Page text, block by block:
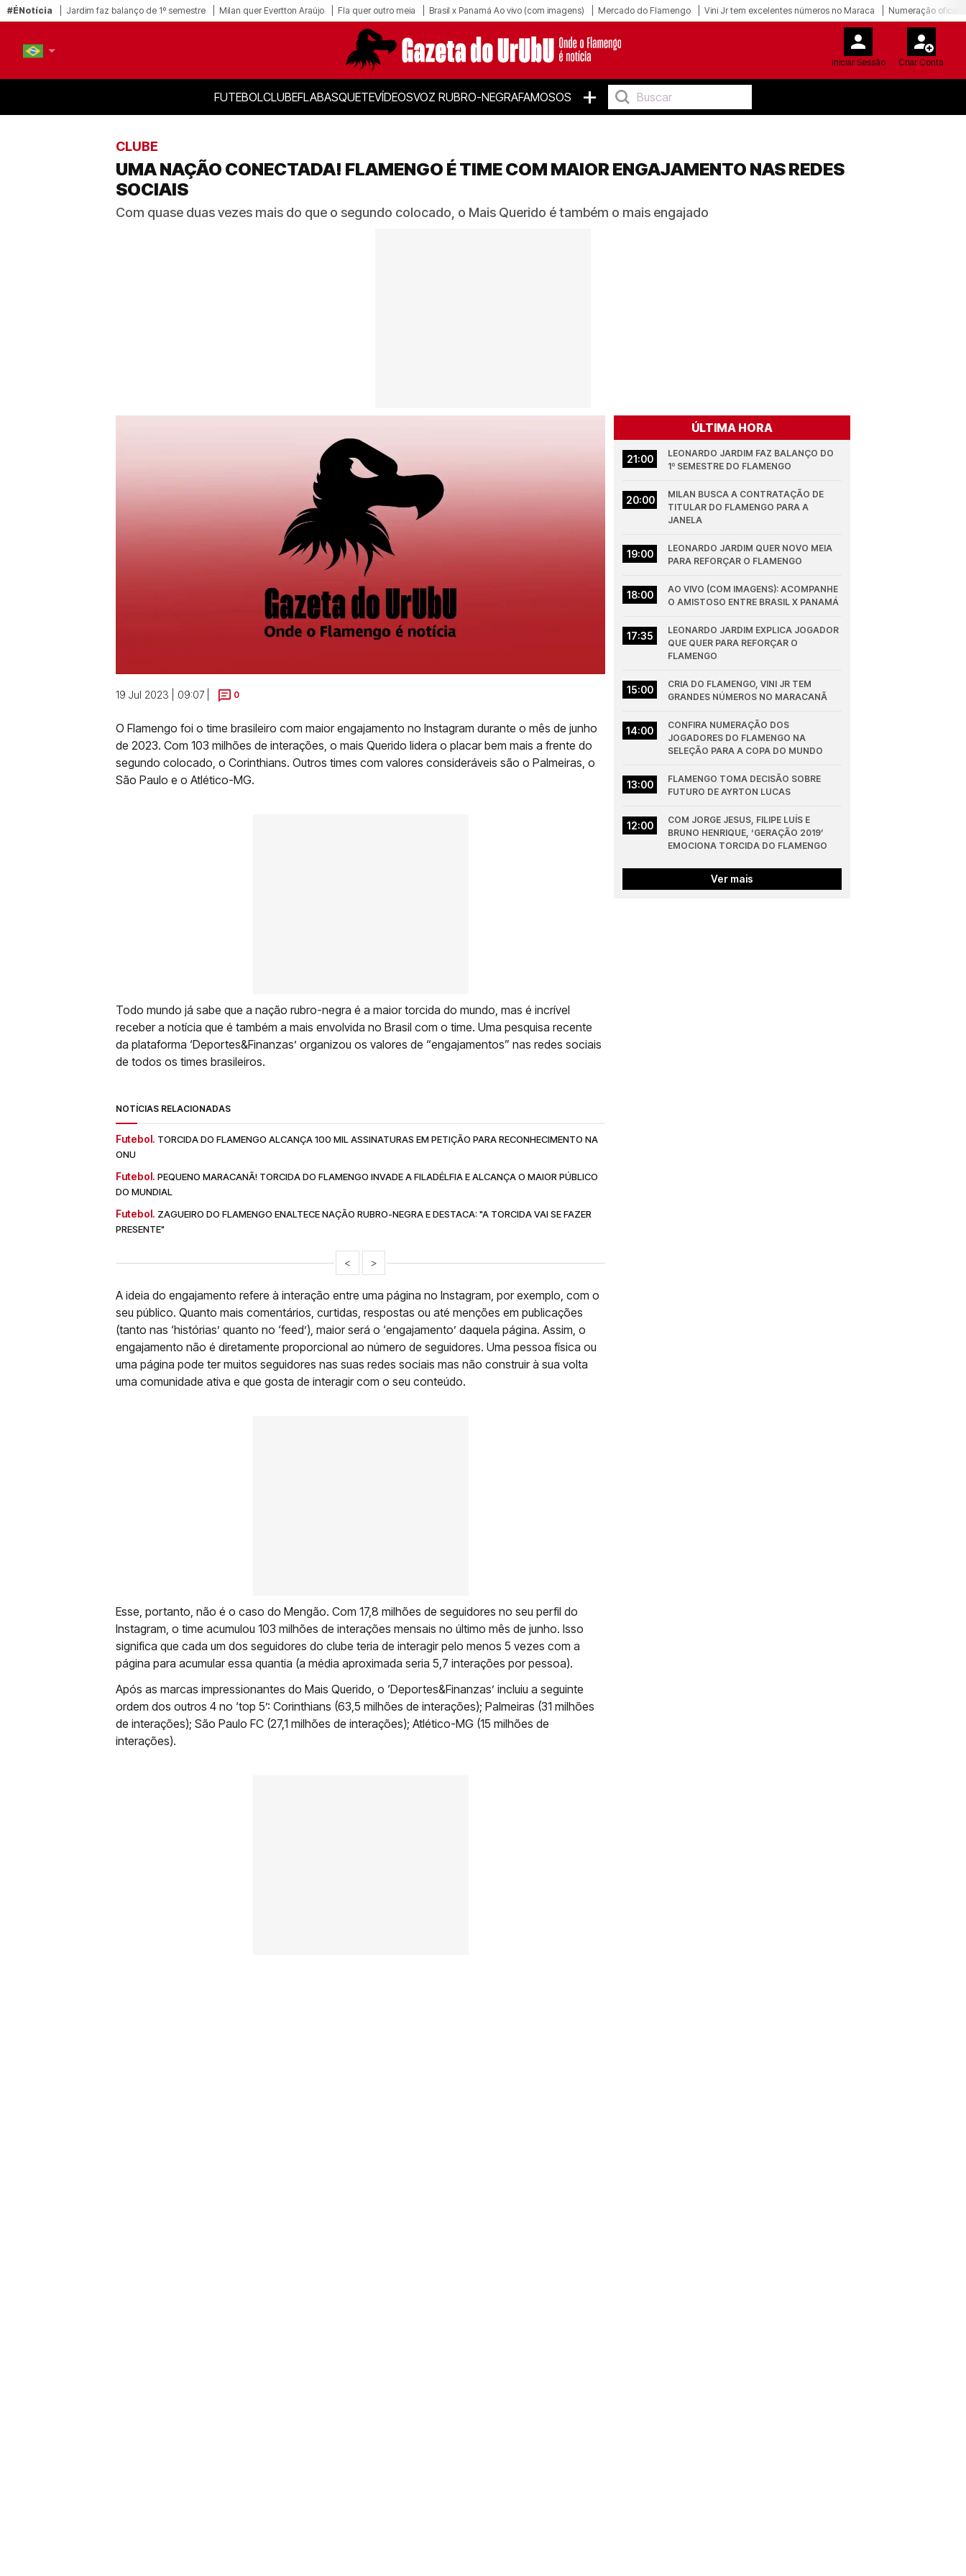
#ÉNotícia Jardim faz balanço de 1º semestre Milan quer Evertton Araújo Fla quer outro meia Brasil x Panamá Ao vivo (com imagens) Mercado do Flamengo Vini Jr tem excelentes números no Maraca Numeração oficial
Iniciar Sessão Criar Conta
FUTEBOLCLUBEFLABASQUETEVÍDEOSVOZ RUBRO-NEGRAFAMOSOS +
CLUBE
UMA NAÇÃO CONECTADA! FLAMENGO É TIME COM MAIOR ENGAJAMENTO NAS REDES
SOCIAIS
Com quase duas vezes mais do que o segundo colocado, o Mais Querido é também o mais engajado
19 Jul 2023 | 09:07 | 0
O Flamengo foi o time brasileiro com maior engajamento no Instagram durante o mês de junho
de 2023. Com 103 milhões de interações, o mais Querido lidera o placar bem mais a frente do
segundo colocado, o Corinthians. Outros times com valores consideráveis são o Palmeiras, o
São Paulo e o Atlético-MG.
Todo mundo já sabe que a nação rubro-negra é a maior torcida do mundo, mas é incrível
receber a notícia que é também a mais envolvida no Brasil com o time. Uma pesquisa recente
da plataforma ‘Deportes&Finanzas’ organizou os valores de “engajamentos” nas redes sociais
de todos os times brasileiros.
NOTÍCIAS RELACIONADAS
Futebol. TORCIDA DO FLAMENGO ALCANÇA 100 MIL ASSINATURAS EM PETIÇÃO PARA RECONHECIMENTO NA
ONU
Futebol. PEQUENO MARACANÃ! TORCIDA DO FLAMENGO INVADE A FILADÉLFIA E ALCANÇA O MAIOR PÚBLICO
DO MUNDIAL
Futebol. ZAGUEIRO DO FLAMENGO ENALTECE NAÇÃO RUBRO-NEGRA E DESTACA: "A TORCIDA VAI SE FAZER
PRESENTE"
< >
A ideia do engajamento refere à interação entre uma página no Instagram, por exemplo, com o
seu público. Quanto mais comentários, curtidas, respostas ou até menções em publicações
(tanto nas ‘histórias’ quanto no ‘feed’), maior será o ‘engajamento’ daquela página. Assim, o
engajamento não é diretamente proporcional ao número de seguidores. Uma pessoa física ou
uma página pode ter muitos seguidores nas suas redes sociais mas não construir à sua volta
uma comunidade ativa e que gosta de interagir com o seu conteúdo.
Esse, portanto, não é o caso do Mengão. Com 17,8 milhões de seguidores no seu perfil do
Instagram, o time acumulou 103 milhões de interações mensais no último mês de junho. Isso
significa que cada um dos seguidores do clube teria de interagir pelo menos 5 vezes com a
página para acumular essa quantia (a média aproximada seria 5,7 interações por pessoa).
Após as marcas impressionantes do Mais Querido, o ‘Deportes&Finanzas’ incluiu a seguinte
ordem dos outros 4 no ‘top 5’: Corinthians (63,5 milhões de interações); Palmeiras (31 milhões
de interações); São Paulo FC (27,1 milhões de interações); Atlético-MG (15 milhões de
interações).
ÚLTIMA HORA
21:00
LEONARDO JARDIM FAZ BALANÇO DO
1º SEMESTRE DO FLAMENGO
20:00
MILAN BUSCA A CONTRATAÇÃO DE
TITULAR DO FLAMENGO PARA A
JANELA
19:00
LEONARDO JARDIM QUER NOVO MEIA
PARA REFORÇAR O FLAMENGO
18:00
AO VIVO (COM IMAGENS): ACOMPANHE
O AMISTOSO ENTRE BRASIL X PANAMÁ
17:35
LEONARDO JARDIM EXPLICA JOGADOR
QUE QUER PARA REFORÇAR O
FLAMENGO
15:00
CRIA DO FLAMENGO, VINI JR TEM
GRANDES NÚMEROS NO MARACANÃ
14:00
CONFIRA NUMERAÇÃO DOS
JOGADORES DO FLAMENGO NA
SELEÇÃO PARA A COPA DO MUNDO
13:00
FLAMENGO TOMA DECISÃO SOBRE
FUTURO DE AYRTON LUCAS
12:00
COM JORGE JESUS, FILIPE LUÍS E
BRUNO HENRIQUE, ‘GERAÇÃO 2019’
EMOCIONA TORCIDA DO FLAMENGO
Ver mais